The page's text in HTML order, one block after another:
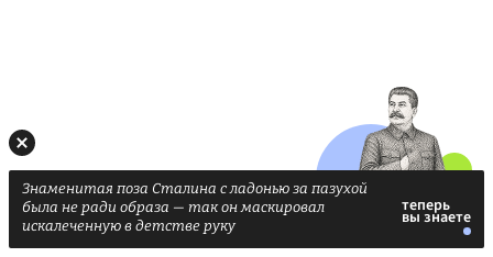
Знаменитая поза Сталина с ладонью за пазухой
была не ради образа — так он маскировал
искалеченную в детстве руку